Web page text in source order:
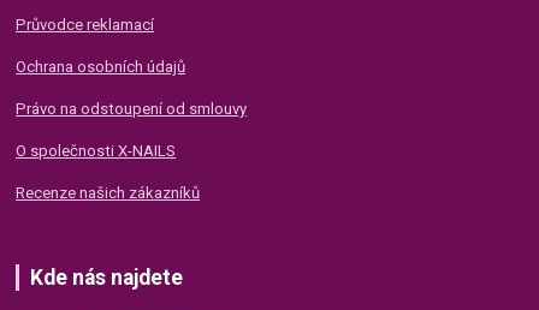
Průvodce reklamací
Ochrana osobních údajů
Právo na odstoupení od smlouvy
O společnosti X-NAILS
Recenze našich zákazníků
Kde nás najdete